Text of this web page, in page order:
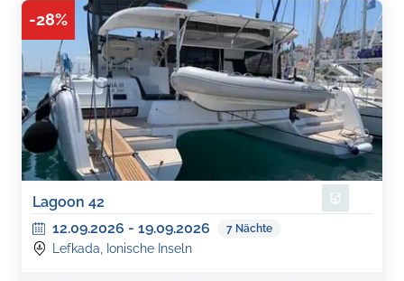
-28%
Lagoon 42
12.09.2026 - 19.09.2026 7 Nächte
Lefkada, Ionische Inseln